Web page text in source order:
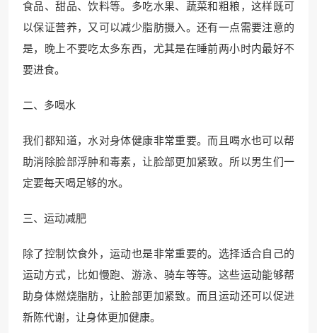
食品、甜品、饮料等。多吃水果、蔬菜和粗粮，这样既可
以保证营养，又可以减少脂肪摄入。还有一点需要注意的
是，晚上不要吃太多东西，尤其是在睡前两小时内最好不
要进食。
二、多喝水
我们都知道，水对身体健康非常重要。而且喝水也可以帮
助消除脸部浮肿和毒素，让脸部更加紧致。所以男生们一
定要每天喝足够的水。
三、运动减肥
除了控制饮食外，运动也是非常重要的。选择适合自己的
运动方式，比如慢跑、游泳、骑车等等。这些运动能够帮
助身体燃烧脂肪，让脸部更加紧致。而且运动还可以促进
新陈代谢，让身体更加健康。